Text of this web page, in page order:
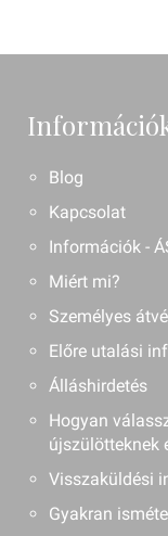
Blog
Kapcsolat
Információk -
Miért mi?
Személyes
Előre utalási
Álláshirdetés
Hogyan
újszülötteknek
Visszaküldési
Gyakran